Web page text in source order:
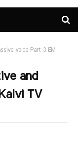
voice Part 3 EM
and
TV